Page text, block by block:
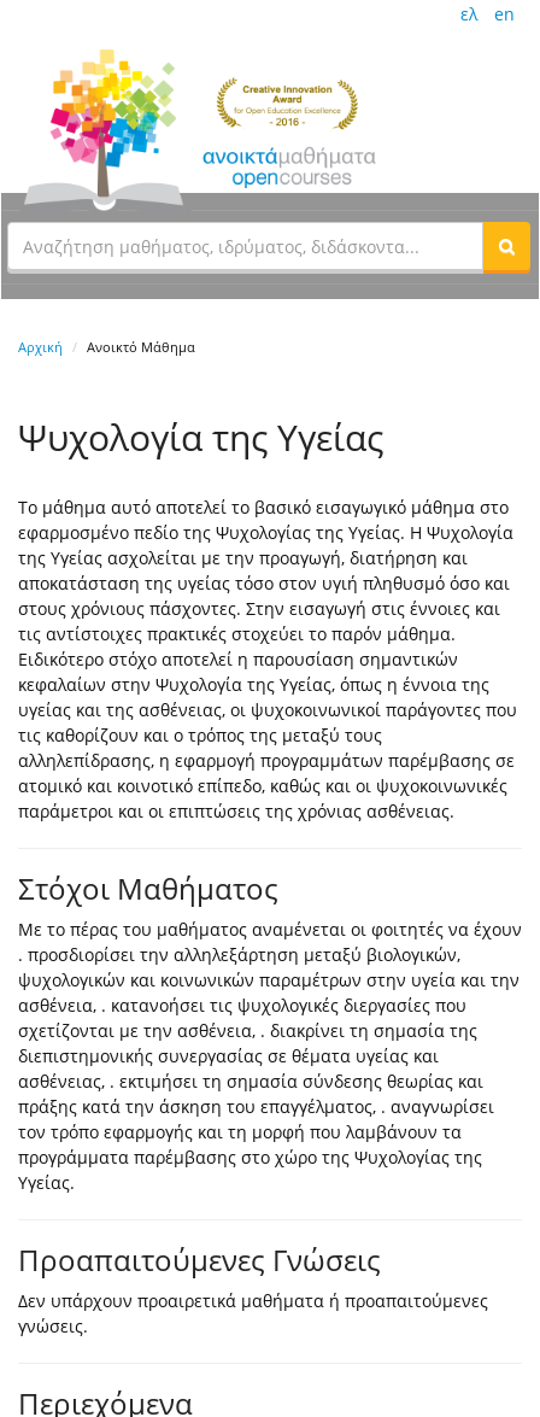
ελ en
Αρχική Ανοικτό Μάθημα
Ψυχολογία της Υγείας
Το μάθημα αυτό αποτελεί το βασικό εισαγωγικό μάθημα στο
εφαρμοσμένο πεδίο της Ψυχολογίας της Υγείας. Η Ψυχολογία
της Υγείας ασχολείται με την προαγωγή, διατήρηση και
αποκατάσταση της υγείας τόσο στον υγιή πληθυσμό όσο και
στους χρόνιους πάσχοντες. Στην εισαγωγή στις έννοιες και
τις αντίστοιχες πρακτικές στοχεύει το παρόν μάθημα.
Ειδικότερο στόχο αποτελεί η παρουσίαση σημαντικών
κεφαλαίων στην Ψυχολογία της Υγείας, όπως η έννοια της
υγείας και της ασθένειας, οι ψυχοκοινωνικοί παράγοντες που
τις καθορίζουν και ο τρόπος της μεταξύ τους
αλληλεπίδρασης, η εφαρμογή προγραμμάτων παρέμβασης σε
ατομικό και κοινοτικό επίπεδο, καθώς και οι ψυχοκοινωνικές
παράμετροι και οι επιπτώσεις της χρόνιας ασθένειας.
Στόχοι Μαθήματος
Με το πέρας του μαθήματος αναμένεται οι φοιτητές να έχουν
. προσδιορίσει την αλληλεξάρτηση μεταξύ βιολογικών,
ψυχολογικών και κοινωνικών παραμέτρων στην υγεία και την
ασθένεια, . κατανοήσει τις ψυχολογικές διεργασίες που
σχετίζονται με την ασθένεια, . διακρίνει τη σημασία της
διεπιστημονικής συνεργασίας σε θέματα υγείας και
ασθένειας, . εκτιμήσει τη σημασία σύνδεσης θεωρίας και
πράξης κατά την άσκηση του επαγγέλματος, . αναγνωρίσει
τον τρόπο εφαρμογής και τη μορφή που λαμβάνουν τα
προγράμματα παρέμβασης στο χώρο της Ψυχολογίας της
Υγείας.
Προαπαιτούμενες Γνώσεις
Δεν υπάρχουν προαιρετικά μαθήματα ή προαπαιτούμενες
γνώσεις.
Περιεχόμενα